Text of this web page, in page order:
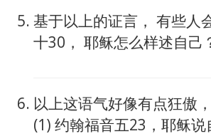
基于以上的证言， 有些人
十30， 耶稣怎么样述自己
以上这语气好像有点狂傲
(1) 约翰福音五23，耶稣说